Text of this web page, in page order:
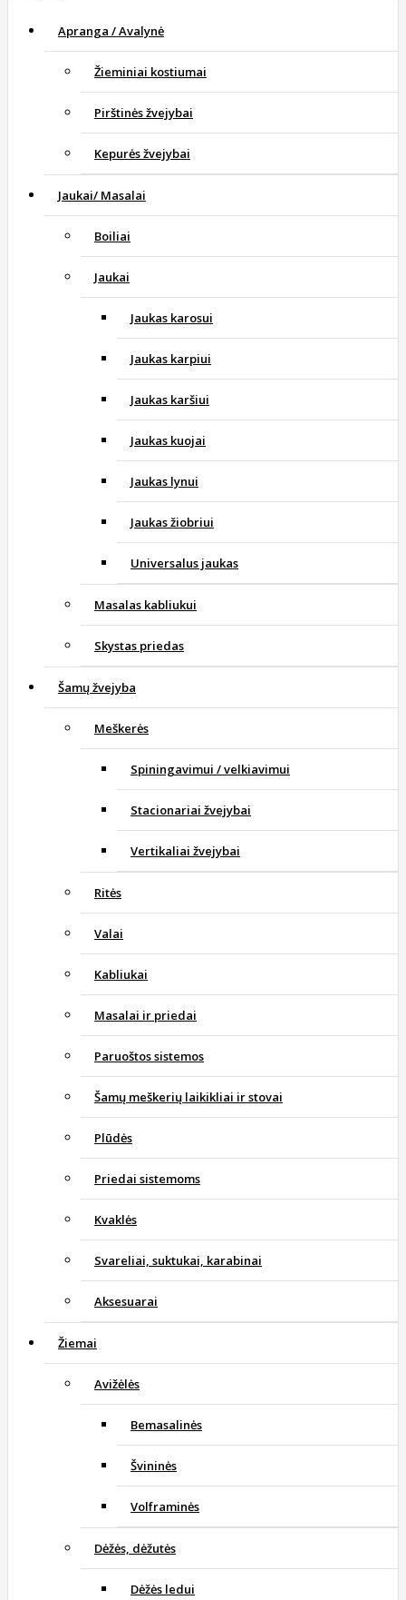
Apranga / Avalynė
Žieminiai kostiumai
Pirštinės žvejybai
Kepurės žvejybai
Jaukai/ Masalai
Boiliai
Jaukai
Jaukas karosui
Jaukas karpiui
Jaukas karšiui
Jaukas kuojai
Jaukas lynui
Jaukas žiobriui
Universalus jaukas
Masalas kabliukui
Skystas priedas
Šamų žvejyba
Meškerės
Spiningavimui / velkiavimui
Stacionariai žvejybai
Vertikaliai žvejybai
Ritės
Valai
Kabliukai
Masalai ir priedai
Paruoštos sistemos
Šamų meškerių laikikliai ir stovai
Plūdės
Priedai sistemoms
Kvaklės
Svareliai, suktukai, karabinai
Aksesuarai
Žiemai
Avižėlės
Bemasalinės
Švininės
Volframinės
Dėžės, dėžutės
Dėžės ledui